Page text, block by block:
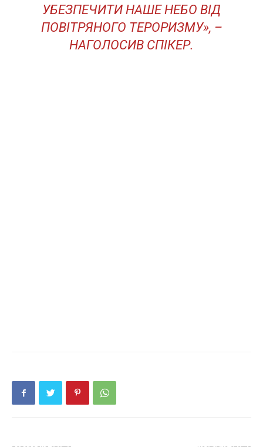
УБЕЗПЕЧИТИ НАШЕ НЕБО ВІД
ПОВІТРЯНОГО ТЕРОРИЗМУ», –
НАГОЛОСИВ СПІКЕР.